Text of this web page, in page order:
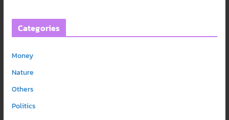
Categories
Money
Nature
Others
Politics